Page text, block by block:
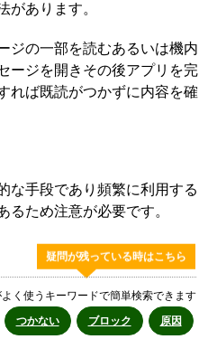
があります。
ジの一部を読むあるいは機内
ージを開きその後アプリを完
れば既読がつかずに内容を確
な手段であり頻繁に利用する
るため注意が必要です。
疑問が残っている時はこちら
く使うキーワードで簡単検索できます
つかない ブロック 原因